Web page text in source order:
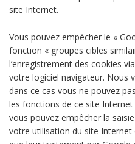
site Internet.
Vous pouvez empêcher le «
fonction « groupes cibles
l’enregistrement des cookies
votre logiciel navigateur. Nous
dans ce cas vous ne pouvez
les fonctions de ce site
vous pouvez empêcher la
votre utilisation du site Internet